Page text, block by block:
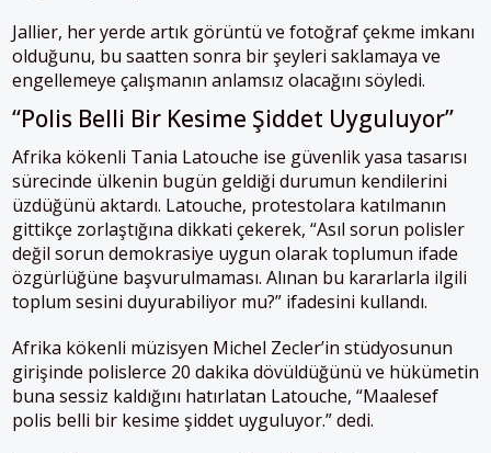
Jallier, her yerde artık görüntü ve fotoğraf çekme imkanı
olduğunu, bu saatten sonra bir şeyleri saklamaya ve
engellemeye çalışmanın anlamsız olacağını söyledi.
“Polis Belli Bir Kesime Şiddet Uyguluyor”
Afrika kökenli Tania Latouche ise güvenlik yasa tasarısı
sürecinde ülkenin bugün geldiği durumun kendilerini
üzdüğünü aktardı. Latouche, protestolara katılmanın
gittikçe zorlaştığına dikkati çekerek, “Asıl sorun polisler
değil sorun demokrasiye uygun olarak toplumun ifade
özgürlüğüne başvurulmaması. Alınan bu kararlarla ilgili
toplum sesini duyurabiliyor mu?” ifadesini kullandı.
Afrika kökenli müzisyen Michel Zecler’in stüdyosunun
girişinde polislerce 20 dakika dövüldüğünü ve hükümetin
buna sessiz kaldığını hatırlatan Latouche, “Maalesef
polis belli bir kesime şiddet uyguluyor.” dedi.